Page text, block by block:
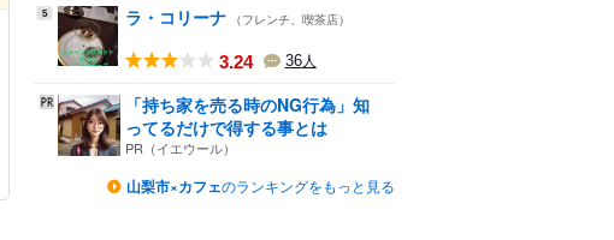
5 ラ・コリーナ （フレンチ、喫茶店）
3.24 36人
「持ち家を売る時のNG行為」知
ってるだけで得する事とは
PR（イエウール）
山梨市×カフェのランキングをもっと見る